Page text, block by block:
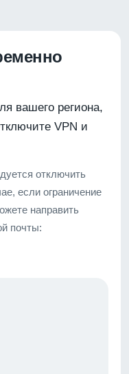
вашего региона,
VPN и
отключить
если ограничение
направить
почты: